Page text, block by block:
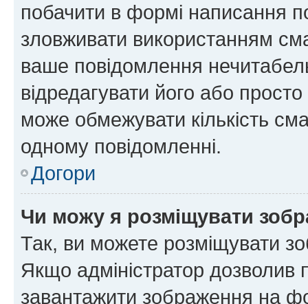
побачити в формі написання
зловживати використанням
ваше повідомлення
відредагувати його або
може обмежувати кількість
одному повідомленні.
Догори
Чи можу я розміщувати
Так, ви можете розміщувати
Якщо адміністратор
завантажити зображення на